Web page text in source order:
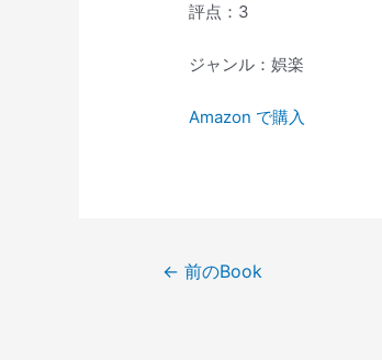
評点：3
ジャンル：娯楽
Amazon で購入
← 前のBook